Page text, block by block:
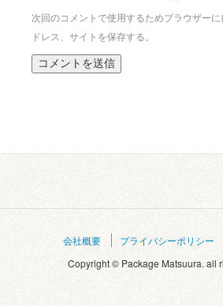
次回のコメントで使用するためブラウザー
ドレス、サイトを保存する。
会社概要 プライバシーポリシー
Copyright © Package Matsuura. all